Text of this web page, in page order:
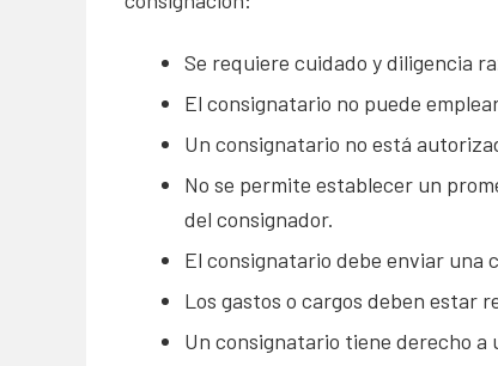
Se requiere cuidado y diligencia
El consignatario no puede
Un consignatario no está
No se permite establecer un
del consignador.
El consignatario debe enviar una
Los gastos o cargos deben estar
Un consignatario tiene derecho